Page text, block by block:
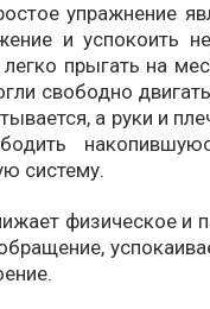
упражнение
и успокоить
прыгать на
свободно
а руки и
систему.
физическое и